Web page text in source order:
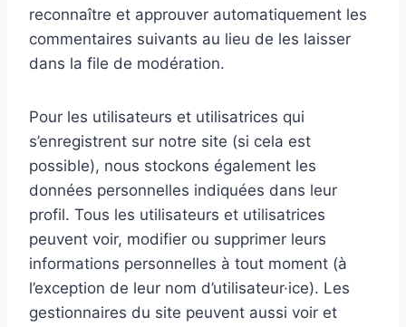
reconnaître et approuver automatiquement les
commentaires suivants au lieu de les laisser
dans la file de modération.
Pour les utilisateurs et utilisatrices qui
s’enregistrent sur notre site (si cela est
possible), nous stockons également les
données personnelles indiquées dans leur
profil. Tous les utilisateurs et utilisatrices
peuvent voir, modifier ou supprimer leurs
informations personnelles à tout moment (à
l’exception de leur nom d’utilisateur·ice). Les
gestionnaires du site peuvent aussi voir et